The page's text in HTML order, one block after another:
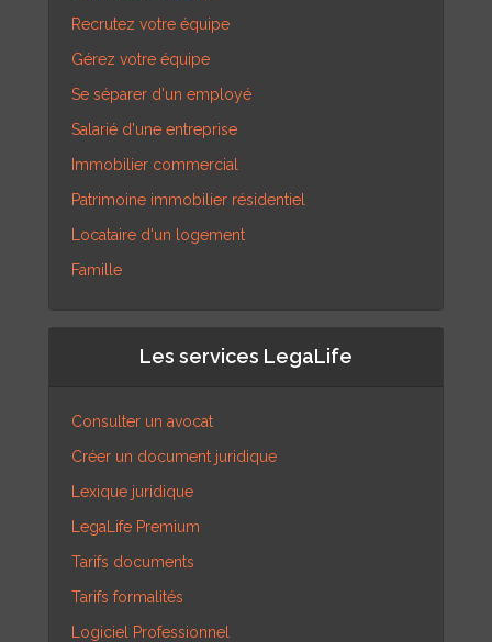
Recrutez votre équipe
Gérez votre équipe
Se séparer d'un employé
Salarié d'une entreprise
Immobilier commercial
Patrimoine immobilier résidentiel
Locataire d'un logement
Famille
Les services LegaLife
Consulter un avocat
Créer un document juridique
Lexique juridique
LegaLife Premium
Tarifs documents
Tarifs formalités
Logiciel Professionnel